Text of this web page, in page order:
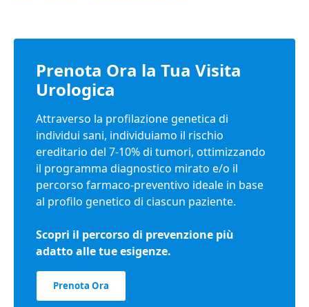
Prenota Ora la Tua Visita
Urologica
Attraverso la profilazione genetica di
individui sani, individuiamo il rischio
ereditario del 7-10% di tumori, ottimizzando
il programma diagnostico mirato e/o il
percorso farmaco-preventivo ideale in base
al profilo genetico di ciascun paziente.
Scopri il percorso di prevenzione più
adatto alle tue esigenze.
Prenota Ora